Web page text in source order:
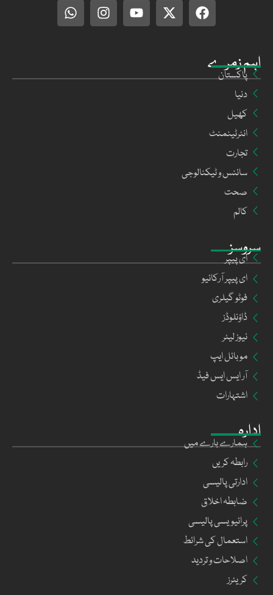
ادارہ
ہمارے بارے میں
رابطہ کریں
ادارتی پالیسی
ضابطہ اخلاق
پرائیویسی پالیسی
استعمال کی شرائط
اصلاحات و تردید
کریئرز
سروسز
ای پیپر
ای پیپر آرکائیو
فوٹو گیلری
ڈاؤنلوڈز
نیوز لیٹر
موبائل ایپ
آر ایس ایس فیڈ
اشتہارات
اہم زمرے
پاکستان
دنیا
کھیل
انٹرٹینمنٹ
تجارت
سائنس و ٹیکنالوجی
صحت
کالم